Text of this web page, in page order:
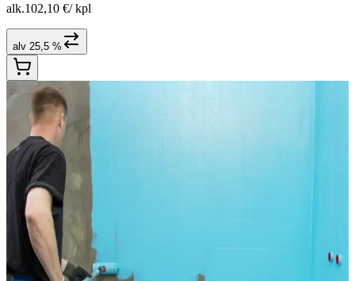
alk.102,10 €/ kpl
alv 25,5 %